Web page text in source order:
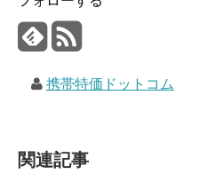
携帯特価ドットコム
関連記事